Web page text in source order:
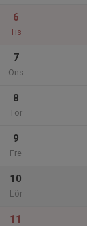
6
Tis
7
Ons
8
Tor
9
Fre
10
Lör
11